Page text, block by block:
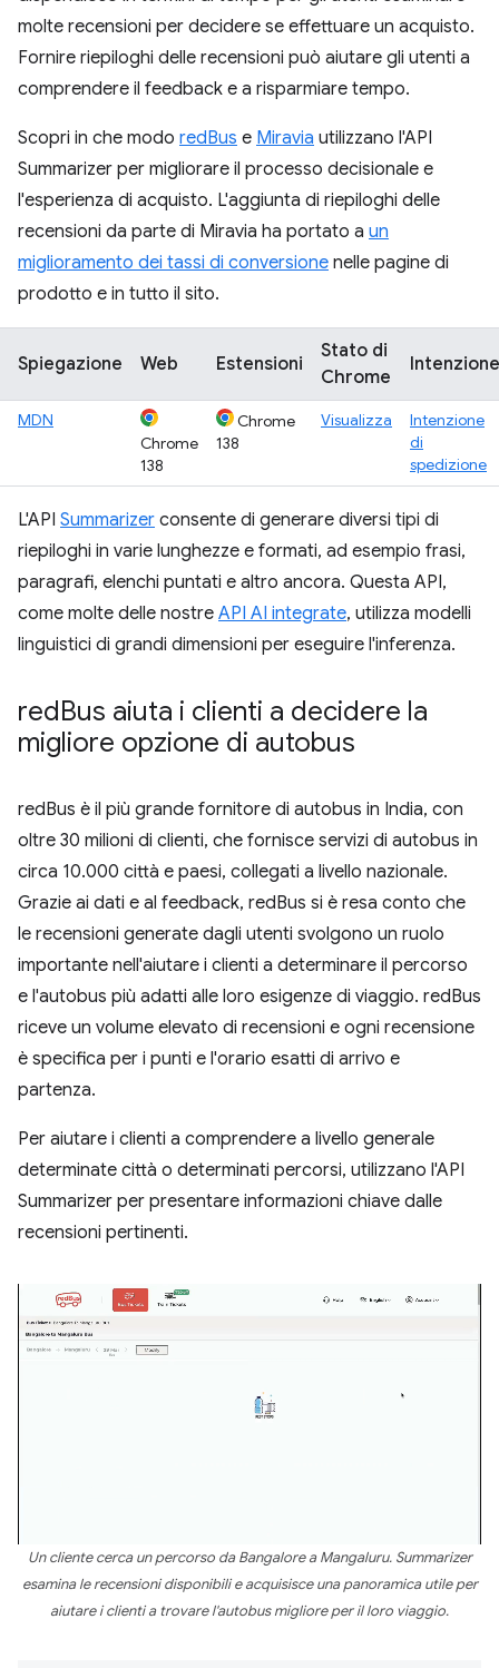
molte recensioni per decidere se effettuare un acquisto.
Fornire riepiloghi delle recensioni può aiutare gli utenti a
comprendere il feedback e a risparmiare tempo.
Scopri in che modo redBus e Miravia utilizzano l'API
Summarizer per migliorare il processo decisionale e
l'esperienza di acquisto. L'aggiunta di riepiloghi delle
recensioni da parte di Miravia ha portato a un
miglioramento dei tassi di conversione nelle pagine di
prodotto e in tutto il sito.
Spiegazione Web Estensioni
Stato di
Chrome
Intenzione
MDN
Chrome
138
Chrome
138
Visualizza
Intenzione
di
spedizione
L'API Summarizer consente di generare diversi tipi di
riepiloghi in varie lunghezze e formati, ad esempio frasi,
paragrafi, elenchi puntati e altro ancora. Questa API,
come molte delle nostre API AI integrate, utilizza modelli
linguistici di grandi dimensioni per eseguire l'inferenza.
redBus aiuta i clienti a decidere la
migliore opzione di autobus
redBus è il più grande fornitore di autobus in India, con
oltre 30 milioni di clienti, che fornisce servizi di autobus in
circa 10.000 città e paesi, collegati a livello nazionale.
Grazie ai dati e al feedback, redBus si è resa conto che
le recensioni generate dagli utenti svolgono un ruolo
importante nell'aiutare i clienti a determinare il percorso
e l'autobus più adatti alle loro esigenze di viaggio. redBus
riceve un volume elevato di recensioni e ogni recensione
è specifica per i punti e l'orario esatti di arrivo e
partenza.
Per aiutare i clienti a comprendere a livello generale
determinate città o determinati percorsi, utilizzano l'API
Summarizer per presentare informazioni chiave dalle
recensioni pertinenti.
Un cliente cerca un percorso da Bangalore a Mangaluru. Summarizer
esamina le recensioni disponibili e acquisisce una panoramica utile per
aiutare i clienti a trovare l'autobus migliore per il loro viaggio.